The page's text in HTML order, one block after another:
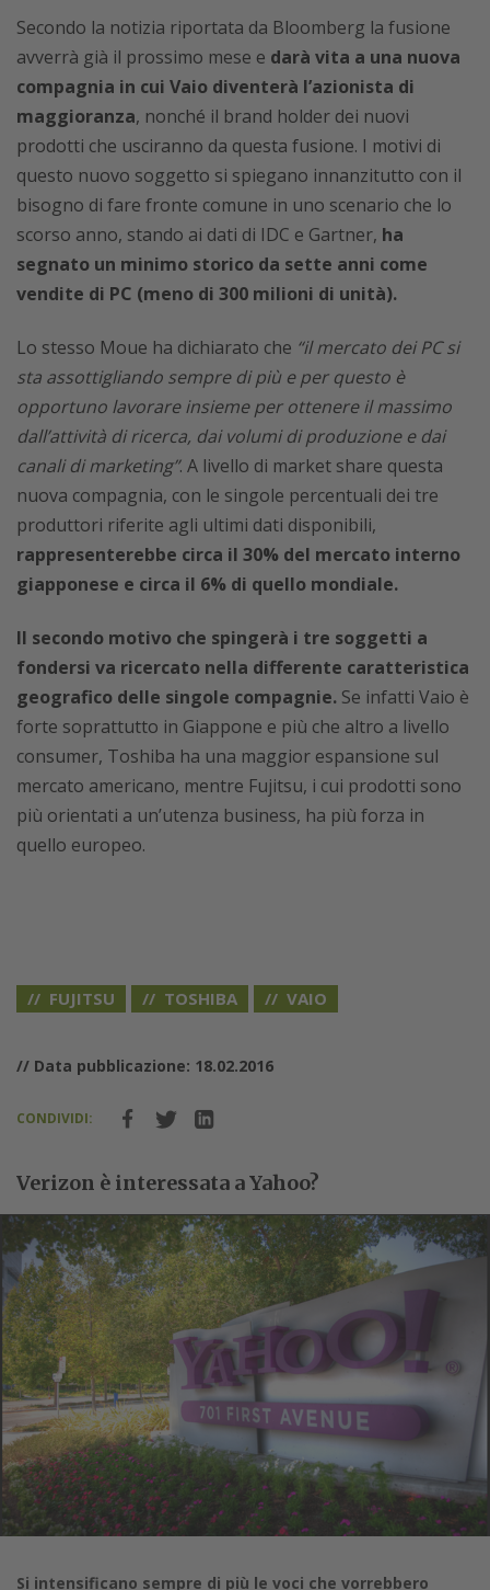
Secondo la notizia riportata da Bloomberg la fusione
avverrà già il prossimo mese e darà vita a una nuova
compagnia in cui Vaio diventerà l’azionista di
maggioranza, nonché il brand holder dei nuovi
prodotti che usciranno da questa fusione. I motivi di
questo nuovo soggetto si spiegano innanzitutto con il
bisogno di fare fronte comune in uno scenario che lo
scorso anno, stando ai dati di IDC e Gartner, ha
segnato un minimo storico da sette anni come
vendite di PC (meno di 300 milioni di unità).
Lo stesso Moue ha dichiarato che “il mercato dei PC si
sta assottigliando sempre di più e per questo è
opportuno lavorare insieme per ottenere il massimo
dall’attività di ricerca, dai volumi di produzione e dai
canali di marketing”. A livello di market share questa
nuova compagnia, con le singole percentuali dei tre
produttori riferite agli ultimi dati disponibili,
rappresenterebbe circa il 30% del mercato interno
giapponese e circa il 6% di quello mondiale.
Il secondo motivo che spingerà i tre soggetti a
fondersi va ricercato nella differente caratteristica
geografico delle singole compagnie. Se infatti Vaio è
forte soprattutto in Giappone e più che altro a livello
consumer, Toshiba ha una maggior espansione sul
mercato americano, mentre Fujitsu, i cui prodotti sono
più orientati a un’utenza business, ha più forza in
quello europeo.
FUJITSU TOSHIBA VAIO
// Data pubblicazione: 18.02.2016
CONDIVIDI:
Verizon è interessata a Yahoo?
Si intensificano sempre di più le voci che vorrebbero